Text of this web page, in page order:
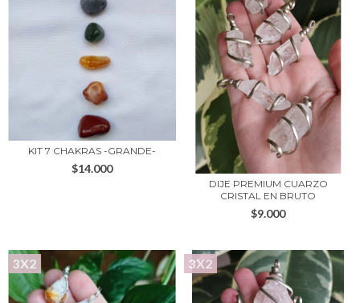
KIT 7 CHAKRAS -GRANDE-
$14.000
DIJE PREMIUM CUARZO
CRISTAL EN BRUTO
$9.000
3X2 3X2